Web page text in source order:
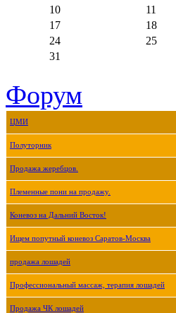
10
11
17
18
24
25
31
Форум
ЦМИ
Полуторник
Продажа жеребцов.
Племенные пони на продажу.
Коневоз на Дальний Восток!
Ищем попутный коневоз Саратов-Москва
продажа лошадей
Профессиональный массаж, терапия лошадей
Продажа ЧК лошадей